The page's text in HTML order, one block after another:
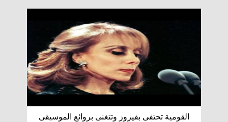
القومية تحتفى بفيروز وتتغنى بروائع الموسيقى